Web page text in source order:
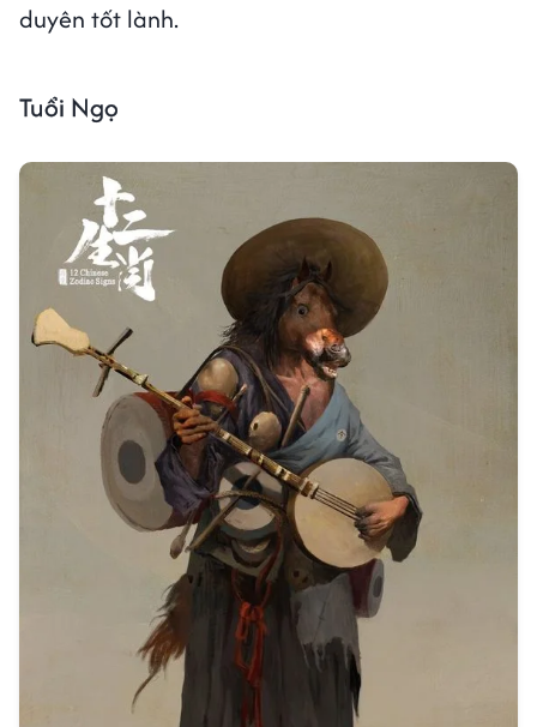
duyên tốt lành.
Tuổi Ngọ